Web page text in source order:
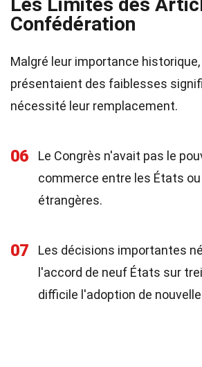
Confédération
Malgré leur importance
présentaient des faiblesses
nécessité leur remplacement.
06
Le Congrès n'avait pas le
commerce entre les États
étrangères.
07
Les décisions importantes
l'accord de neuf États sur
difficile l'adoption de